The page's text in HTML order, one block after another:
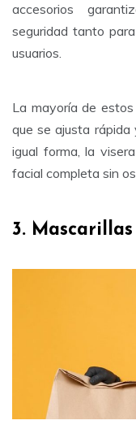
accesorios
seguridad tanto
usuarios.
La mayoría de
que se ajusta
igual forma, la
facial completa sin
3. Mascarillas